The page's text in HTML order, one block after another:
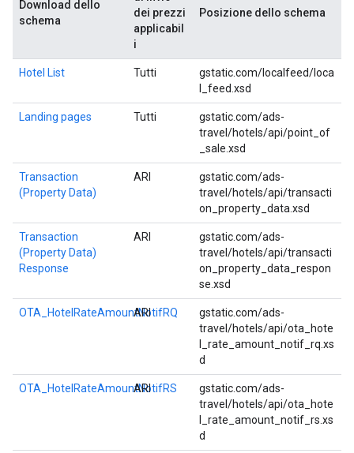
Download dello
schema
dei prezzi
applicabil
i
Posizione dello schema
Hotel List Tutti
gstatic.com/localfeed/loca
l_feed.xsd
Landing pages Tutti
gstatic.com/ads-
travel/hotels/api/point_of
_sale.xsd
Transaction
(Property Data)
ARI
gstatic.com/ads-
travel/hotels/api/transacti
on_property_data.xsd
Transaction
(Property Data)
Response
ARI
gstatic.com/ads-
travel/hotels/api/transacti
on_property_data_respon
se.xsd
OTA_HotelRateAmountNotifRQ
ARI
gstatic.com/ads-
travel/hotels/api/ota_hote
l_rate_amount_notif_rq.xs
d
OTA_HotelRateAmountNotifRS
ARI
gstatic.com/ads-
travel/hotels/api/ota_hote
l_rate_amount_notif_rs.xs
d